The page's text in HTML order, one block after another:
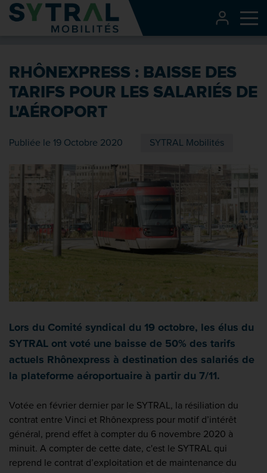
Contenu
Entête de page
Recherche
Pied de page
RHÔNEXPRESS : BAISSE DES
TARIFS POUR LES SALARIÉS DE
L'AÉROPORT
Publiée le 19 Octobre 2020 SYTRAL Mobilités
Lors du Comité syndical du 19 octobre, les élus du
SYTRAL ont voté une baisse de 50% des tarifs
actuels Rhônexpress à destination des salariés de
la plateforme aéroportuaire à partir du 7/11.
Votée en février dernier par le SYTRAL, la résiliation du
contrat entre Vinci et Rhônexpress pour motif d’intérêt
général, prend effet à compter du 6 novembre 2020 à
minuit. A compter de cette date, c'est le SYTRAL qui
reprend le contrat d’exploitation et de maintenance du